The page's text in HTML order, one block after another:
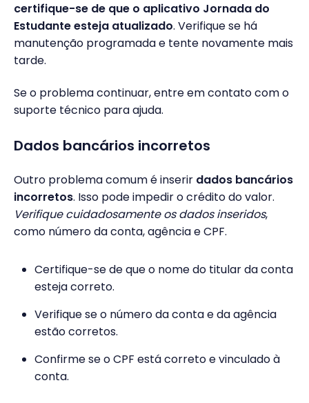
certifique-se de que o aplicativo Jornada do
Estudante esteja atualizado. Verifique se há
manutenção programada e tente novamente mais
tarde.
Se o problema continuar, entre em contato com o
suporte técnico para ajuda.
Dados bancários incorretos
Outro problema comum é inserir dados bancários
incorretos. Isso pode impedir o crédito do valor.
Verifique cuidadosamente os dados inseridos,
como número da conta, agência e CPF.
Certifique-se de que o nome do titular da conta
esteja correto.
Verifique se o número da conta e da agência
estão corretos.
Confirme se o CPF está correto e vinculado à
conta.